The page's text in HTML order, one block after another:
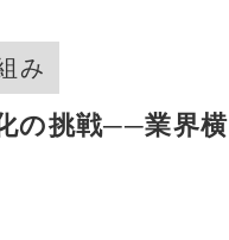
み
の挑戦──業界